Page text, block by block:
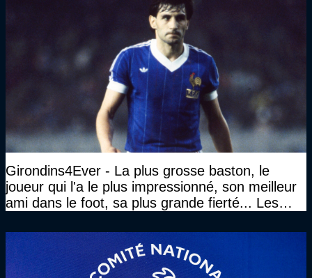
Girondins4Ever - La plus grosse baston, le
joueur qui l'a le plus impressionné, son meilleur
ami dans le foot, sa plus grande fierté... Les